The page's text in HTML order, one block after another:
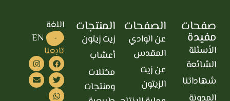
صفحات
مفيدة
الأسئلة
الشائعة
شهاداتنا
الصفحات
عن الوادي
المقدس
عن زيت
الزيتون
المنتجات
زيت زيتون
أعشاب
مخللات
ومنتجات
اللغة
AR
EN
تابعنا